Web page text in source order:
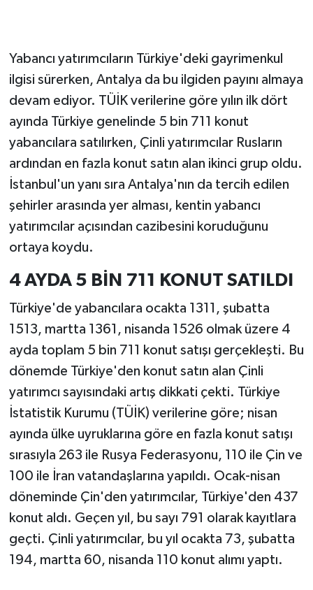
Yabancı yatırımcıların Türkiye'deki gayrimenkul
ilgisi sürerken, Antalya da bu ilgiden payını almaya
devam ediyor. TÜİK verilerine göre yılın ilk dört
ayında Türkiye genelinde 5 bin 711 konut
yabancılara satılırken, Çinli yatırımcılar Rusların
ardından en fazla konut satın alan ikinci grup oldu.
İstanbul'un yanı sıra Antalya'nın da tercih edilen
şehirler arasında yer alması, kentin yabancı
yatırımcılar açısından cazibesini koruduğunu
ortaya koydu.
4 AYDA 5 BİN 711 KONUT SATILDI
Türkiye'de yabancılara ocakta 1311, şubatta
1513, martta 1361, nisanda 1526 olmak üzere 4
ayda toplam 5 bin 711 konut satışı gerçekleşti. Bu
dönemde Türkiye'den konut satın alan Çinli
yatırımcı sayısındaki artış dikkati çekti. Türkiye
İstatistik Kurumu (TÜİK) verilerine göre; nisan
ayında ülke uyruklarına göre en fazla konut satışı
sırasıyla 263 ile Rusya Federasyonu, 110 ile Çin ve
100 ile İran vatandaşlarına yapıldı. Ocak-nisan
döneminde Çin'den yatırımcılar, Türkiye'den 437
konut aldı. Geçen yıl, bu sayı 791 olarak kayıtlara
geçti. Çinli yatırımcılar, bu yıl ocakta 73, şubatta
194, martta 60, nisanda 110 konut alımı yaptı.